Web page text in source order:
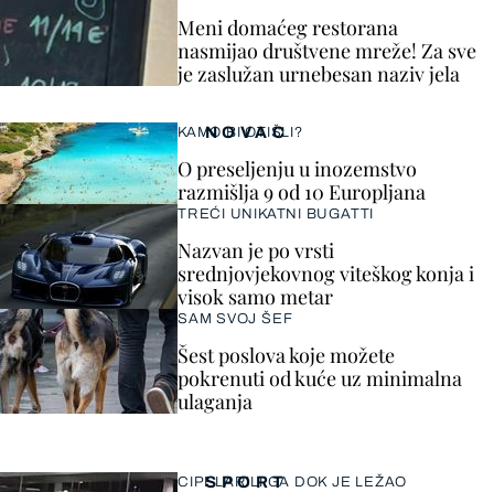
Meni domaćeg restorana
nasmijao društvene mreže! Za sve
je zaslužan urnebesan naziv jela
SPORT
CIPELARILI GA DOK JE LEŽAO
NOVAC
KAMO BI OTIŠLI?
O preseljenju u inozemstvo
razmišlja 9 od 10 Europljana
TREĆI UNIKATNI BUGATTI
Nazvan je po vrsti
srednjovjekovnog viteškog konja i
visok samo metar
SAM SVOJ ŠEF
Šest poslova koje možete
pokrenuti od kuće uz minimalna
ulaganja